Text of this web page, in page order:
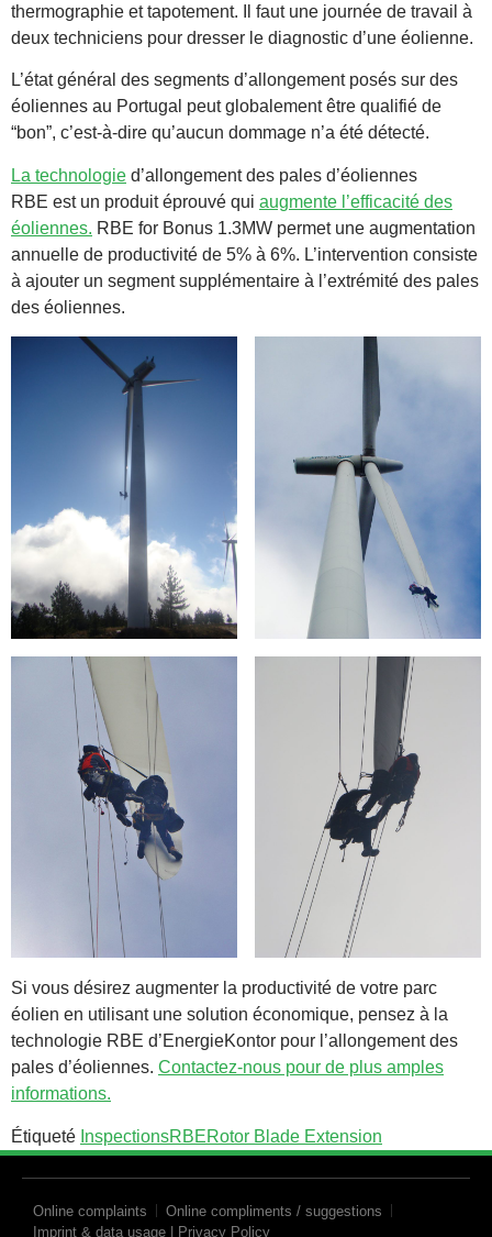
thermographie et tapotement. Il faut une journée de travail à
deux techniciens pour dresser le diagnostic d’une éolienne.
L’état général des segments d’allongement posés sur des
éoliennes au Portugal peut globalement être qualifié de
“bon”, c’est-à-dire qu’aucun dommage n’a été détecté.
La technologie d’allongement des pales d’éoliennes
RBE est un produit éprouvé qui augmente l’efficacité des
éoliennes. RBE for Bonus 1.3MW permet une augmentation
annuelle de productivité de 5% à 6%. L’intervention consiste
à ajouter un segment supplémentaire à l’extrémité des pales
des éoliennes.
Si vous désirez augmenter la productivité de votre parc
éolien en utilisant une solution économique, pensez à la
technologie RBE d’EnergieKontor pour l’allongement des
pales d’éoliennes. Contactez-nous pour de plus amples
informations.
Étiqueté InspectionsRBERotor Blade Extension
Online complaints
Online compliments / suggestions
Imprint & data usage | Privacy Policy